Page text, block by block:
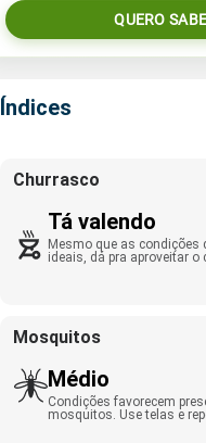
QUERO
Índices
Churrasco
Tá valendo
Mesmo que as condições
ideais, dá pra aproveitar o
Mosquitos
Médio
Condições favorecem
mosquitos. Use telas e